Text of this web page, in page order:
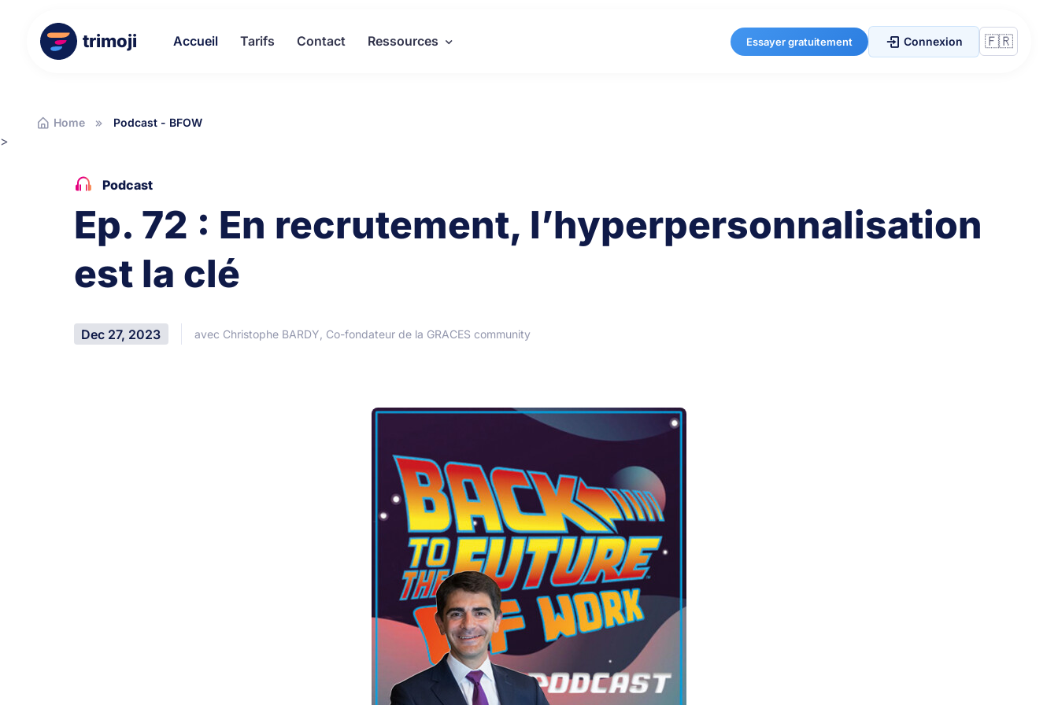
trimoji Accueil Tarifs Contact Ressources Essayer gratuitement Connexion
Home Podcast - BFOW
>
Podcast
Ep. 72 : En recrutement, l’hyperpersonnalisation
est la clé
Dec 27, 2023 avec Christophe BARDY, Co-fondateur de la GRACES community